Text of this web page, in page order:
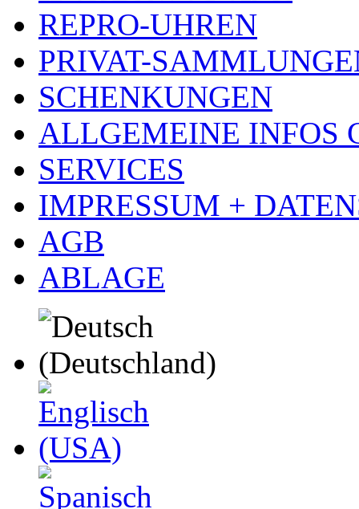
REPRO-UHREN
PRIVAT-
SCHENKUNGEN
ALLGEMEINE INFOS
SERVICES
IMPRESSUM +
AGB
ABLAGE